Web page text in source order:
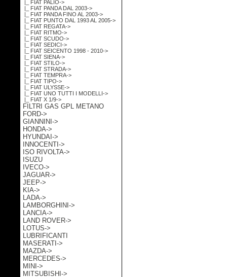
|_ FIAT PALIO->
|_ FIAT PANDA DAL 2003->
|_ FIAT PANDA FINO AL 2003->
|_ FIAT PUNTO DAL 1993 AL 2005->
|_ FIAT REGATA->
|_ FIAT RITMO->
|_ FIAT SCUDO->
|_ FIAT SEDICI->
|_ FIAT SEICENTO 1998 - 2010->
|_ FIAT SIENA->
|_ FIAT STILO->
|_ FIAT STRADA->
|_ FIAT TEMPRA->
|_ FIAT TIPO->
|_ FIAT ULYSSE->
|_ FIAT UNO TUTTI I MODELLI->
|_ FIAT X 1/9->
FILTRI GAS GPL METANO
FORD->
GIANNINI->
HONDA->
HYUNDAI->
INNOCENTI->
ISO RIVOLTA->
ISUZU
IVECO->
JAGUAR->
JEEP->
KIA->
LADA->
LAMBORGHINI->
LANCIA->
LAND ROVER->
LOTUS->
LUBRIFICANTI
MASERATI->
MAZDA->
MERCEDES->
MINI->
MITSUBISHI->